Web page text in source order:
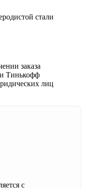
стали
заказа
Тинькофф
лиц
с